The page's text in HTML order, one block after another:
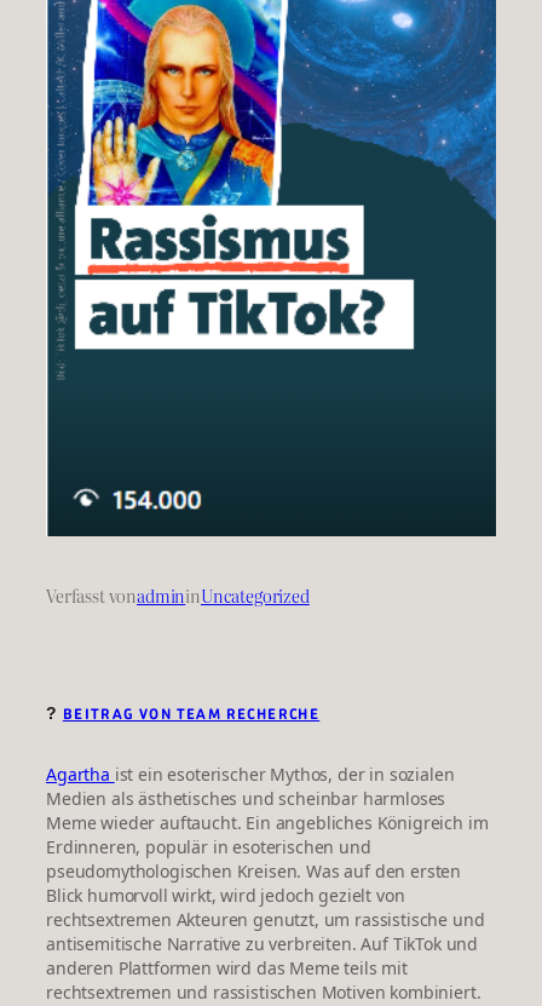
Verfasst vonadmininUncategorized
? BEITRAG VON TEAM RECHERCHE
Agartha ist ein esoterischer Mythos, der in sozialen
Medien als ästhetisches und scheinbar harmloses
Meme wieder auftaucht. Ein angebliches Königreich im
Erdinneren, populär in esoterischen und
pseudomythologischen Kreisen. Was auf den ersten
Blick humorvoll wirkt, wird jedoch gezielt von
rechtsextremen Akteuren genutzt, um rassistische und
antisemitische Narrative zu verbreiten.Auf TikTok und
anderen Plattformen wird das Meme teils mit
rechtsextremen und rassistischen Motiven kombiniert.